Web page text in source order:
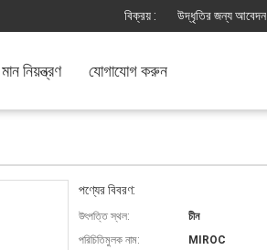
বিক্রয় : উদ্ধৃতির জন্য আবেদন
মান নিয়ন্ত্রণ যোগাযোগ করুন
পণ্যের বিবরণ:
উৎপত্তি স্থল:
চীন
পরিচিতিমুলক নাম:
MIROC